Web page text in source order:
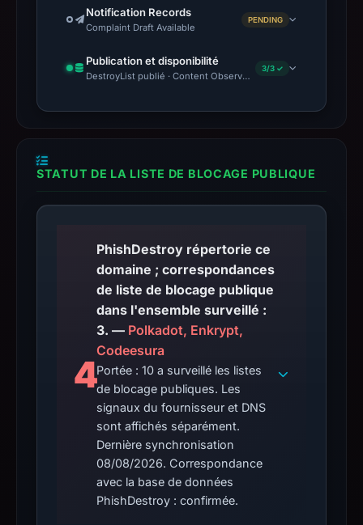
Notification Records
Complaint Draft Available
PENDING
Publication et disponibilité
DestroyList publié · Content Observed Unavailable · Délai
3/3 ✓
STATUT DE LA LISTE DE BLOCAGE PUBLIQUE
4
PhishDestroy répertorie ce
domaine ; correspondances
de liste de blocage publique
dans l'ensemble surveillé :
3. — Polkadot, Enkrypt,
Codeesura
Portée : 10 a surveillé les listes
de blocage publiques. Les
signaux du fournisseur et DNS
sont affichés séparément.
Dernière synchronisation
08/08/2026. Correspondance
avec la base de données
PhishDestroy : confirmée.